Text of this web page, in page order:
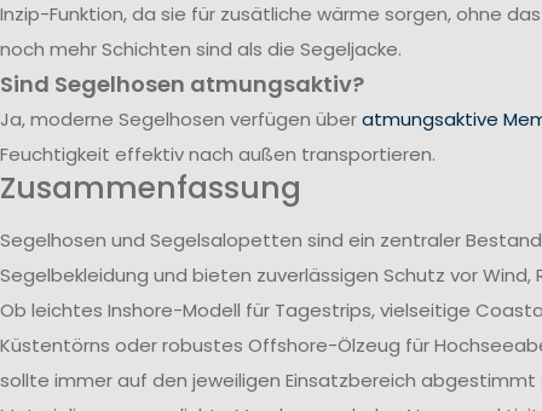
Inzip-Funktion, da sie für zusätliche wärme sorgen, ohne
noch mehr Schichten sind als die Segeljacke.
Sind Segelhosen atmungsaktiv?
Ja, moderne Segelhosen verfügen überatmungsaktive
Feuchtigkeit effektiv nach außen transportieren.
Zusammenfassung
Segelhosen und Segelsalopetten sind ein zentraler
Segelbekleidung und bieten zuverlässigen Schutz vor Wind,
Ob leichtes Inshore-Modell für Tagestrips, vielseitige
Küstentörns oder robustes Offshore-Ölzeug für
sollte immer auf den jeweiligen Einsatzbereich abgestimmt